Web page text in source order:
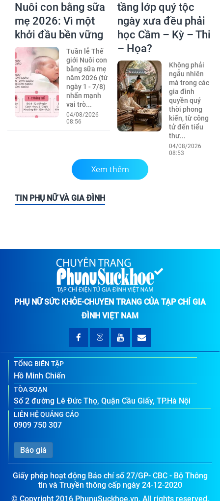
Nuôi con bằng sữa
mẹ 2026: Vì một
khởi đầu bền vững
Tuần lễ Thế
giới Nuôi con
bằng sữa mẹ
năm 2026 (từ
ngày 1 - 7/8)
nhấn mạnh
vai trò...
04/08/2026
08:56
tầng lớp quý tộc
ngày xưa đều phải
học Cầm – Kỳ – Thi
– Họa?
Không phải
ngẫu nhiên
mà trong các
gia đình
quyền quý
thời phong
kiến, từ công
tử đến tiểu
thư...
04/08/2026
08:53
Xem thêm
TIN PHỤ NỮ VÀ GIA ĐÌNH
PHỤ NỮ SỨC KHỎE-CHUYÊN TRANG CỦA TẠP CHÍ GIA
ĐÌNH VIỆT NAM
TỔNG BIÊN TẬP
Hồ Minh Chiến
TÒA SOẠN
Số 2 đường Lê Đức Thọ, Quận Cầu Giấy, TP.Hà Nội
LIÊN HỆ QUẢNG CÁO
0909 750 307
Báo giá
Giấy phép hoạt động Báo chí số 27/GP- CBC - Bộ Thông
tin và Truyền thông cấp ngày 24-12-2020
© Copyright 2016 PhunuSuckhoe.vn. All rights reserved.